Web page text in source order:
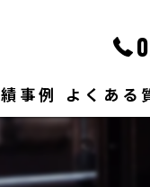
事例 よくある